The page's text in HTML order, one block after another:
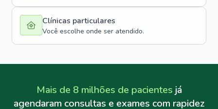
Clínicas particulares
Você escolhe onde ser atendido.
Mais de 8 milhões de pacientes já
agendaram consultas e exames com rapidez